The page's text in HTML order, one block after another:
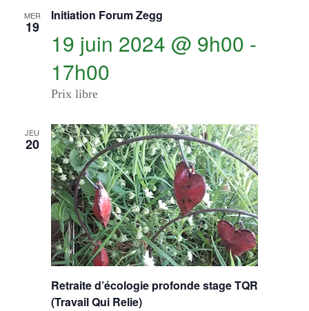
MER
19
Initiation Forum Zegg
19 juin 2024 @ 9h00 -
17h00
Prix libre
JEU
20
Retraite d’écologie profonde stage TQR
(Travail Qui Relie)